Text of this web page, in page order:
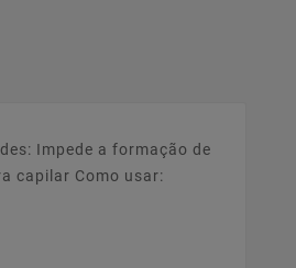
Impede a formação de
capilar Como usar: